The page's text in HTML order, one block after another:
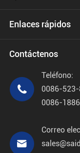
Enlaces rápidos
Contáctenos

Teléfono:
0086-
0086-

Correo